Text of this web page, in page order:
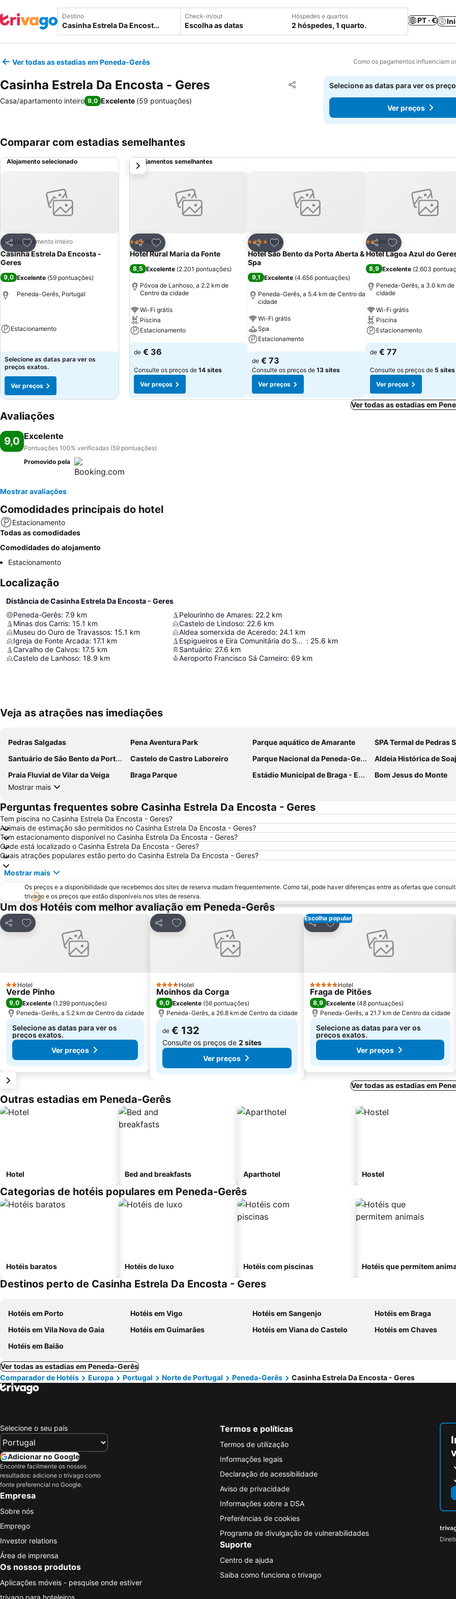
Destino Check-in/out
Escolha as datas
Hóspedes e quartos
2 hóspedes, 1 quarto.
PT · €
Ver todas as estadias em Peneda-Gerês Como os pagamentos influenciam
Casinha Estrela Da Encosta - Geres Partilhar
Adicionar aos favoritos
Casa/apartamento inteiro 9,0 Excelente (59 pontuações)
Selecione as datas para ver os
Ver preços
Comparar com estadias semelhantes
Alojamento selecionado
Partilhar
Adicionar aos favoritos
Casa/apartamento inteiro
Casinha Estrela Da Encosta -
Geres
9,0 Excelente (59 pontuações)
Peneda-Gerês, Portugal
Estacionamento
Selecione as datas para ver os
preços exatos.
Ver preços
Alojamentos semelhantes
Partilhar
Adicionar aos favoritos
3 Estrelas
Hotel
Hotel Rural Maria da Fonte
8,5 Excelente (2.201 pontuações)
Póvoa de Lanhoso, a 2.2 km de
Centro da cidade
Wi-Fi grátis
Piscina
Estacionamento
de € 36
Consulte os preços de 14 sites
Ver preços
Partilhar
Adicionar aos favoritos
4 EstrelasHotel
Hotel São Bento da Porta Aberta &
Spa
9,1 Excelente (4.656 pontuações)
Peneda-Gerês, a 5.4 km de Centro da
cidade
Wi-Fi grátis
Spa
Estacionamento
de € 73
Consulte os preços de 13 sites
Ver preços
Partilhar
Adicionar aos
2 Estrelas
Hotel
Hotel Lagoa Azul do
8,9 Excelente (2.603
Peneda-Gerês, a 3.0 km de
cidade
Wi-Fi grátis
Piscina
Estacionamento
de € 77
Consulte os preços de 5 sites
Ver preços
próximo
Ver todas as estadias em
Avaliações
9,0 Excelente
Pontuações 100% verificadas (59 pontuações)
Promovido pela
Mostrar avaliações
Comodidades principais do hotel
Estacionamento
Todas as comodidades
Comodidades do alojamento
Estacionamento
Localização
Distância de Casinha Estrela Da Encosta - Geres
Peneda-Gerês: 7.9 km
Minas dos Carris: 15.1 km
Museu do Ouro de Travassos: 15.1 km
Igreja de Fonte Arcada: 17.1 km
Carvalho de Calvos: 17.5 km
Castelo de Lanhoso: 18.9 km
Pelourinho de Amares: 22.2 km
Castelo de Lindoso: 22.6 km
Aldea somerxida de Aceredo: 24.1 km
Espigueiros e Eira Comunitária do Soajo : 25.6 km
Santuário: 27.6 km
Aeroporto Francisco Sá Carneiro: 69 km
Veja as atrações nas imediações
Pedras Salgadas Pena Aventura Park Parque aquático de Amarante
SPA Termal de Pedras
Santuário de São Bento da Porta Aberta
Castelo de Castro Laboreiro Parque Nacional da Peneda-Gerês
Aldeia Histórica de
Praia Fluvial de Vilar da Veiga
Braga Parque Estádio Municipal de Braga - Estádio AXA
Bom Jesus do Monte
Mostrar mais
Perguntas frequentes sobre Casinha Estrela Da Encosta - Geres
Tem piscina no Casinha Estrela Da Encosta - Geres?
Animais de estimação são permitidos no Casinha Estrela Da Encosta - Geres?
Tem estacionamento disponível no Casinha Estrela Da Encosta - Geres?
Onde está localizado o Casinha Estrela Da Encosta - Geres?
Quais atrações populares estão perto do Casinha Estrela Da Encosta - Geres?
Mostrar mais
Os preços e a disponibilidade que recebemos dos sites de reserva mudam frequentemente. Como tal, pode haver diferenças entre as ofertas que
trivago e os preços que estão disponíveis nos sites de reserva.
Um dos Hotéis com melhor avaliação em Peneda-Gerês
Partilhar
Adicionar aos favoritos
2 Estrelas
Hotel
Verde Pinho
9,0 Excelente (1.299 pontuações)
Peneda-Gerês, a 5.2 km de Centro da cidade
Selecione as datas para ver os
preços exatos.
Ver preços
Partilhar
Adicionar aos favoritos
4 Estrelas
Hotel
Moinhos da Corga
9,0 Excelente (56 pontuações)
Peneda-Gerês, a 26.8 km de Centro da cidade
de € 132
Consulte os preços de 2 sites
Ver preços
Escolha popular
Partilhar
Adicionar aos favoritos
5 EstrelasHotel
Fraga de Pitões
8,9 Excelente (48 pontuações)
Peneda-Gerês, a 21.7 km de Centro da cidade
Selecione as datas para ver os
preços exatos.
Ver preços
Ver todas as estadias em
Outras estadias em Peneda-Gerês
Hotel Bed and breakfasts Aparthotel Hostel
Categorias de hotéis populares em Peneda-Gerês
Hotéis baratos Hotéis de luxo Hotéis com piscinas Hotéis que permitem
Destinos perto de Casinha Estrela Da Encosta - Geres
Hotéis em Porto Hotéis em Vigo Hotéis em Sangenjo
Hotéis em Braga
Hotéis em Vila Nova de Gaia
Hotéis em Guimarães Hotéis em Viana do Castelo
Hotéis em Chaves
Hotéis em Baião
Ver todas as estadias em Peneda-Gerês
Comparador de Hotéis
Europa Portugal Norte de Portugal Peneda-Gerês Casinha Estrela Da Encosta - Geres
Selecione o seu país
Adicionar no Google
Encontre facilmente os nossos
resultados: adicione o trivago como
fonte preferencial no Google.
Empresa
Sobre nós
Emprego
Investor relations
Área de imprensa
Os nossos produtos
Aplicações móveis - pesquise onde estiver
trivago para hoteleiros
Termos e políticas
Termos de utilização
Informações legais
Declaração de acessibilidade
Aviso de privacidade
Informações sobre a DSA
Preferências de cookies
Programa de divulgação de vulnerabilidades
Suporte
Centro de ajuda
Saiba como funciona o trivago